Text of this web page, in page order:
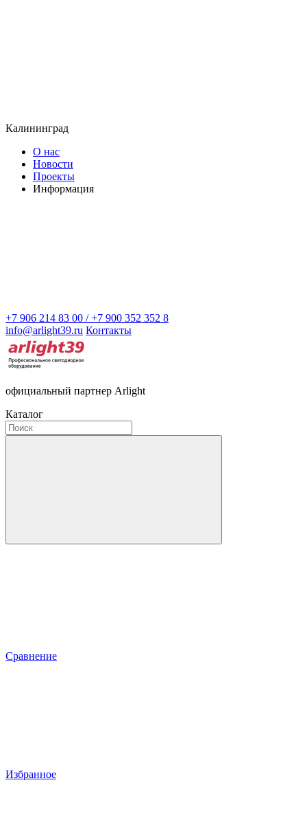
Калининград
О нас
Новости
Проекты
Информация
+7 906 214 83 00 / +7 900 352 352 8
info@arlight39.ru Контакты
официальный партнер Arlight
Каталог
Сравнение
Избранное